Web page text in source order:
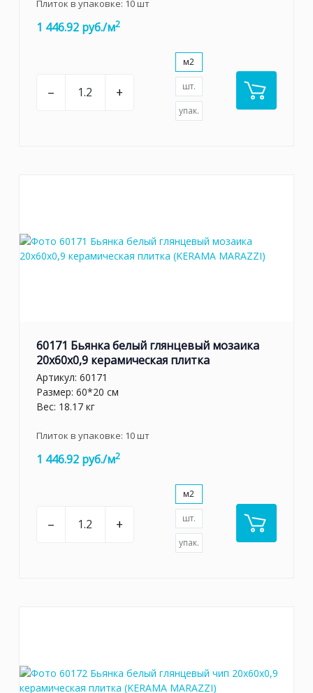
Плиток в упаковке: 10шт
1 446.92 руб./м2
– +
м2
шт.
упак.
60171 Бьянка белый глянцевый мозаика
20x60x0,9 керамическая плитка
Артикул: 60171
Размер: 60*20 см
Вес: 18.17 кг
Плиток в упаковке: 10шт
1 446.92 руб./м2
– +
м2
шт.
упак.